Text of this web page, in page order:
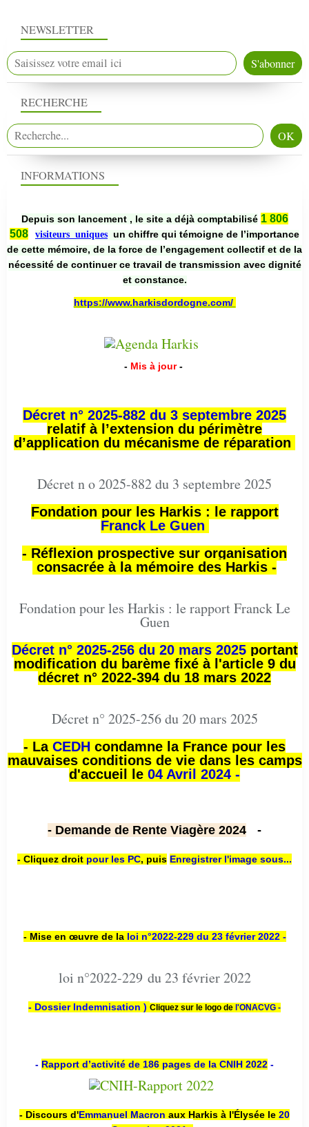
NEWSLETTER
RECHERCHE
INFORMATIONS
Depuis son lancement , le site a déjà comptabilisé 1 806
508
visiteurs uniques un chiffre qui témoigne de l’importance
de cette mémoire, de la force de l’engagement collectif et de la
nécessité de continuer ce travail de transmission avec dignité
et constance.
https://www.harkisdordogne.com/
- Mis à jour -
Décret n° 2025-882 du 3 septembre 2025
relatif à l’extension du périmètre
d’application du mécanisme de réparation
Décret n o 2025-882 du 3 septembre 2025
Fondation pour les Harkis : le rapport
Franck Le Guen
- Réflexion prospective sur organisation
consacrée à la mémoire des Harkis -
Fondation pour les Harkis : le rapport Franck Le
Guen
Décret n° 2025-256 du 20 mars 2025portant
modification du barème fixé à l'article 9 du
décret n° 2022-394 du 18 mars 2022
Décret n° 2025-256 du 20 mars 2025
- La CEDH condamne la France pour les
mauvaises conditions de vie dans les camps
d'accueil le 04 Avril 2024 -
- Demande de Rente Viagère 2024 -
- Cliquez droit pour les PC, puis Enregistrer l'image sous...
- Mise en œuvre de la loi n°2022-229 du 23 février 2022 -
loi n°2022-229 du 23 février 2022
- Dossier Indemnisation ) Cliquez sur le logo de l'ONACVG -
- Rapport d’activité de 186 pages de la CNIH 2022 -
- Discours d'Emmanuel Macron aux Harkis à l'Élysée le 20